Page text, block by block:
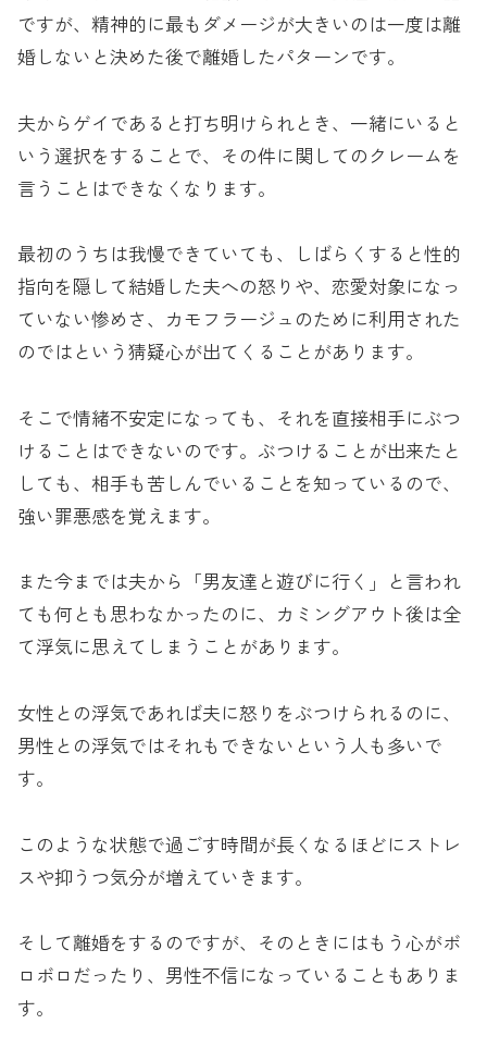
ですが、精神的に最もダメージが大きいのは一度は離
婚しないと決めた後で離婚したパターンです。
夫からゲイであると打ち明けられとき、一緒にいると
いう選択をすることで、その件に関してのクレームを
言うことはできなくなります。
最初のうちは我慢できていても、しばらくすると性的
指向を隠して結婚した夫への怒りや、恋愛対象になっ
ていない惨めさ、カモフラージュのために利用された
のではという猜疑心が出てくることがあります。
そこで情緒不安定になっても、それを直接相手にぶつ
けることはできないのです。ぶつけることが出来たと
しても、相手も苦しんでいることを知っているので、
強い罪悪感を覚えます。
また今までは夫から「男友達と遊びに行く」と言われ
ても何とも思わなかったのに、カミングアウト後は全
て浮気に思えてしまうことがあります。
女性との浮気であれば夫に怒りをぶつけられるのに、
男性との浮気ではそれもできないという人も多いで
す。
このような状態で過ごす時間が長くなるほどにストレ
スや抑うつ気分が増えていきます。
そして離婚をするのですが、そのときにはもう心がボ
ロボロだったり、男性不信になっていることもありま
す。